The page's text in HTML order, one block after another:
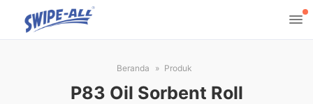
Beranda Produk
P83 Oil Sorbent Roll